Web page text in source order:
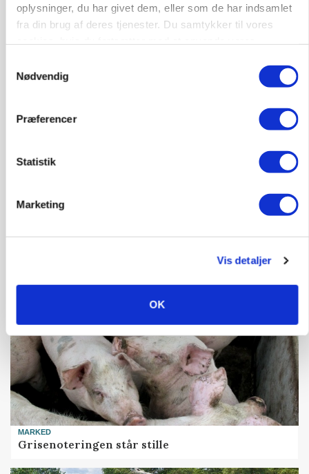
oplysninger, du har givet dem, eller som de har indsamlet
fra din brug af deres tjenester. Du samtykker til vores
Nødvendig
Præferencer
Statistik
Marketing
Vis detaljer
OK
Annonce
Loading...
Markvandring sætter fokus på elefantgræs
MARKED
Grisenoteringen står stille